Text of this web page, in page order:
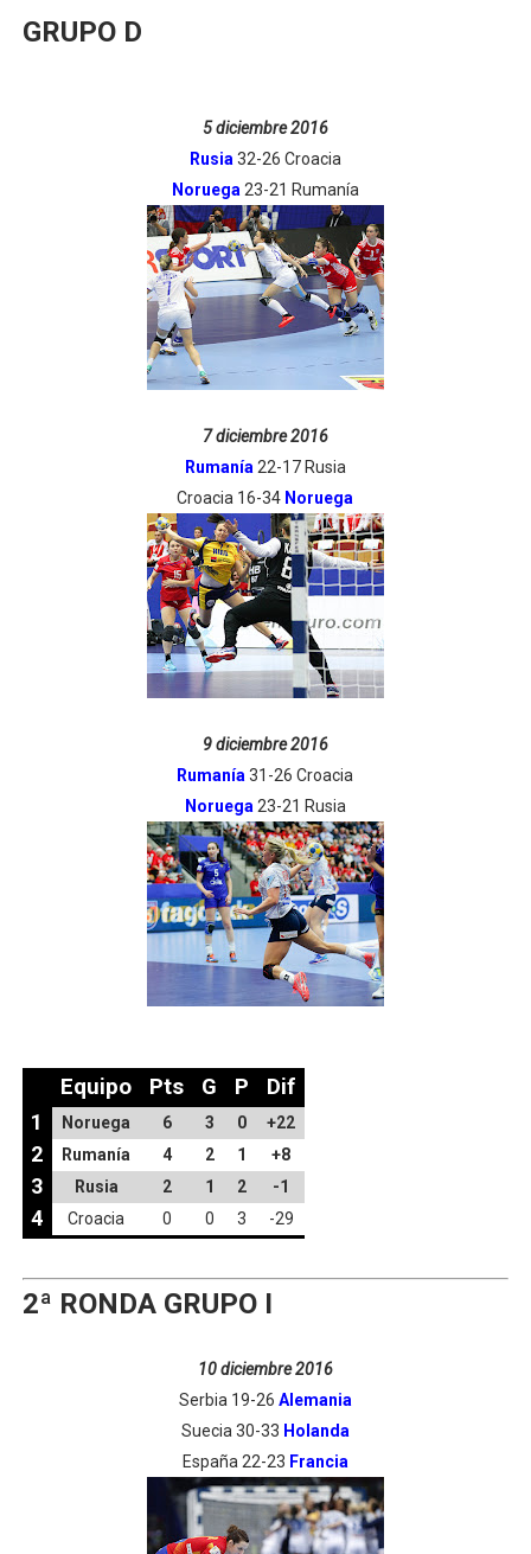
GRUPO D
5 diciembre 2016
Rusia 32-26 Croacia
Noruega 23-21 Rumanía
7 diciembre 2016
Rumanía 22-17 Rusia
Croacia 16-34 Noruega
9 diciembre 2016
Rumanía31-26 Croacia
Noruega 23-21 Rusia
Equipo Pts G P Dif
1 Noruega 6 3 0 +22
2 Rumanía 4 2 1 +8
3 Rusia 2 1 2 -1
4 Croacia 0 0 3 -29
2ª RONDA GRUPO I
10 diciembre 2016
Serbia 19-26 Alemania
Suecia 30-33 Holanda
España 22-23 Francia